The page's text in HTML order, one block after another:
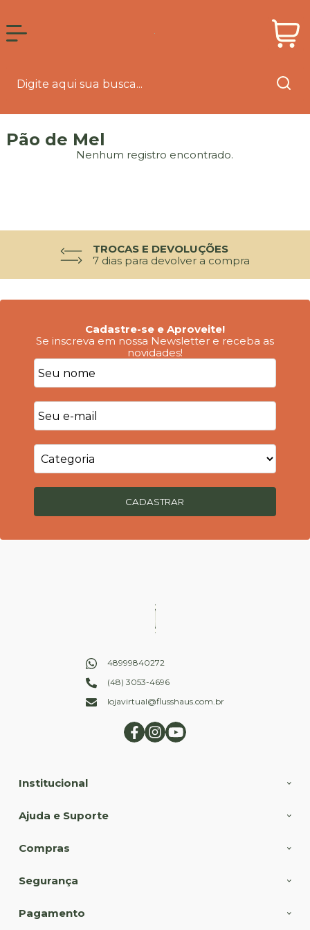
Pão de Mel
Nenhum registro encontrado.
TROCAS E DEVOLUÇÕES
7 dias para devolver a compra
Cadastre-se e Aproveite!
Se inscreva em nossa Newsletter e receba as
novidades!
CADASTRAR
48999840272
(48) 3053-4696
lojavirtual@flusshaus.com.br
Institucional
Ajuda e Suporte
Compras
Segurança
Pagamento